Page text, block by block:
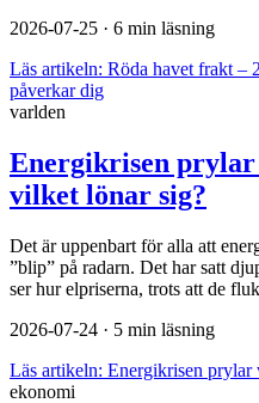
2026-07-25 · 6 min läsning
Läs artikeln: Röda havet frakt –
påverkar dig
varlden
Energikrisen prylar
vilket lönar sig?
Det är uppenbart för alla att
”blip” på radarn. Det har satt
ser hur elpriserna, trots att de
2026-07-24 · 5 min läsning
Läs artikeln: Energikrisen prylar
ekonomi